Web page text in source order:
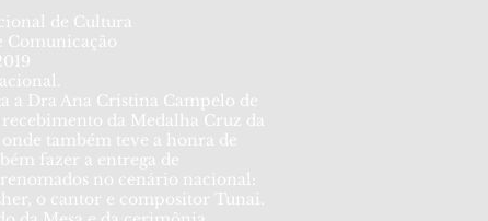
de Cultura
Comunicação
a Dra Ana Cristina Campelo de
da Medalha Cruz da
também teve a honra de
fazer a entrega de
no cenário nacional:
o cantor e compositor Tunai.